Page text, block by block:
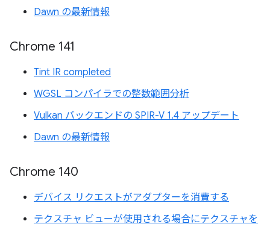
Dawn の最新情報
Chrome 141
Tint IR completed
WGSL コンパイラでの整数範囲分析
Vulkan バックエンドの SPIR-V 1.4 アップデート
Dawn の最新情報
Chrome 140
デバイス リクエストがアダプターを消費する
テクスチャ ビューが使用される場合にテクスチャを